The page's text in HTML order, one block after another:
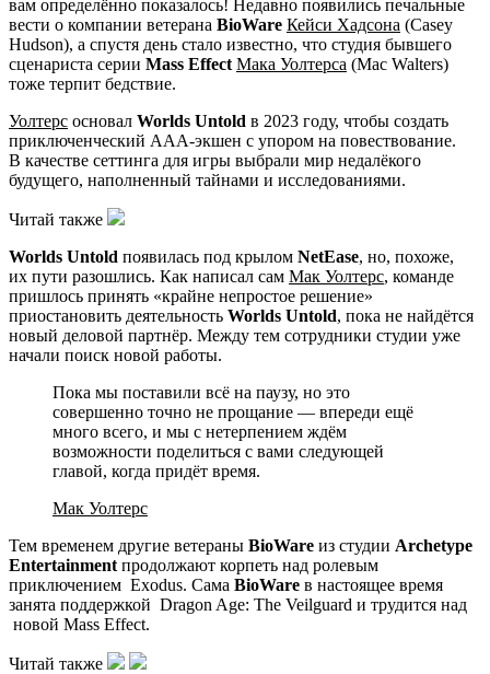
вам определённо показалось! Недавно появились печальные
вести о компании ветерана BioWare Кейси Хадсона (Casey
Hudson), а спустя день стало известно, что студия бывшего
сценариста серии Mass Effect Мака Уолтерса (Mac Walters)
тоже терпит бедствие.
Уолтерс основал Worlds Untold в 2023 году, чтобы создать
приключенческий ААА-экшен с упором на повествование.
В качестве сеттинга для игры выбрали мир недалёкого
будущего, наполненный тайнами и исследованиями.
Читай также
Worlds Untold появилась под крылом NetEase, но, похоже,
их пути разошлись. Как написал сам Мак Уолтерс, команде
пришлось принять «крайне непростое решение»
приостановить деятельность Worlds Untold, пока не найдётся
новый деловой партнёр. Между тем сотрудники студии уже
начали поиск новой работы.
Пока мы поставили всё на паузу, но это
совершенно точно не прощание — впереди ещё
много всего, и мы с нетерпением ждём
возможности поделиться с вами следующей
главой, когда придёт время.
Мак Уолтерс
Тем временем другие ветераны BioWare из студии Archetype
Entertainment продолжают корпеть над ролевым
приключением Exodus. Сама BioWare в настоящее время
занята поддержкой Dragon Age: The Veilguard и трудится над
новой Mass Effect.
Читай также